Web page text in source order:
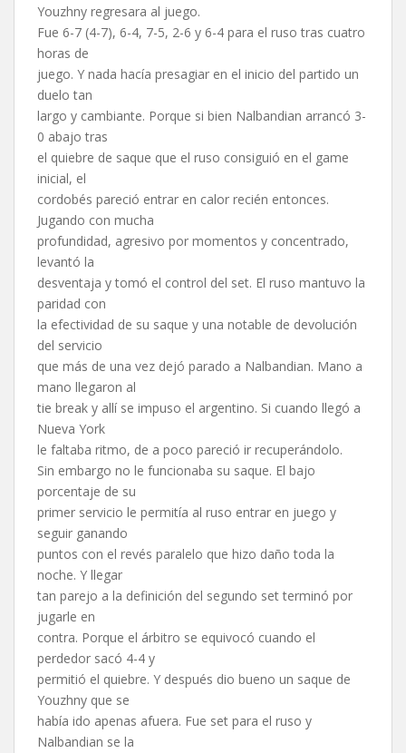
Youzhny regresara al juego.
Fue 6-7 (4-7), 6-4, 7-5, 2-6 y 6-4 para el ruso tras cuatro
horas de
juego. Y nada hacía presagiar en el inicio del partido un
duelo tan
largo y cambiante. Porque si bien Nalbandian arrancó 3-
0 abajo tras
el quiebre de saque que el ruso consiguió en el game
inicial, el
cordobés pareció entrar en calor recién entonces.
Jugando con mucha
profundidad, agresivo por momentos y concentrado,
levantó la
desventaja y tomó el control del set. El ruso mantuvo la
paridad con
la efectividad de su saque y una notable de devolución
del servicio
que más de una vez dejó parado a Nalbandian. Mano a
mano llegaron al
tie break y allí se impuso el argentino. Si cuando llegó a
Nueva York
le faltaba ritmo, de a poco pareció ir recuperándolo.
Sin embargo no le funcionaba su saque. El bajo
porcentaje de su
primer servicio le permitía al ruso entrar en juego y
seguir ganando
puntos con el revés paralelo que hizo daño toda la
noche. Y llegar
tan parejo a la definición del segundo set terminó por
jugarle en
contra. Porque el árbitro se equivocó cuando el
perdedor sacó 4-4 y
permitió el quiebre. Y después dio bueno un saque de
Youzhny que se
había ido apenas afuera. Fue set para el ruso y
Nalbandian se la